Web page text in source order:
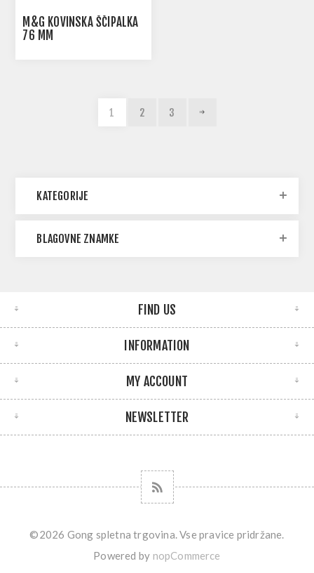
M&G KOVINSKA ŠČIPALKA
76 MM
1 2 3
KATEGORIJE
BLAGOVNE ZNAMKE
FIND US
INFORMATION
MY ACCOUNT
NEWSLETTER
©2026 Gong spletna trgovina. Vse pravice pridržane.
Powered by nopCommerce